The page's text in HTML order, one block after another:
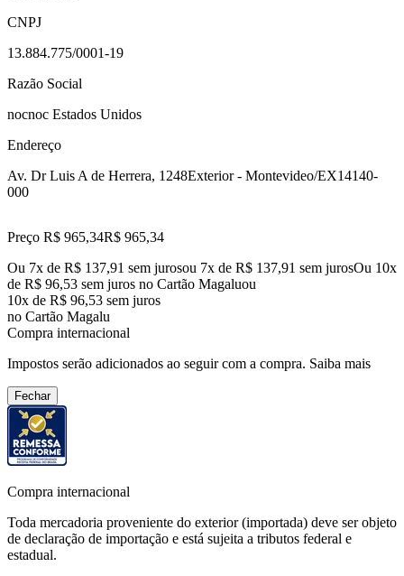
CNPJ
13.884.775/0001-19
Razão Social
nocnoc Estados Unidos
Endereço
Av. Dr Luis A de Herrera, 1248Exterior - Montevideo/EX14140-
000
Preço R$ 965,34R$ 965,34
Ou 7x de R$ 137,91 sem jurosou 7x de R$ 137,91 sem jurosOu 10x
de R$ 96,53 sem juros no Cartão Magaluou
10x de R$ 96,53 sem juros
no Cartão Magalu
Compra internacional
Impostos serão adicionados ao seguir com a compra. Saiba mais
Fechar
Compra internacional
Toda mercadoria proveniente do exterior (importada) deve ser objeto
de declaração de importação e está sujeita a tributos federal e
estadual.